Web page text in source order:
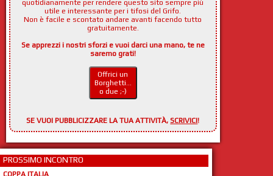
quotidianamente per rendere questo sito sempre più
utile e interessante per i tifosi del Grifo.
Non è facile e scontato andare avanti facendo tutto
gratuitamente.
Se apprezzi i nostri sforzi e vuoi darci una mano, te ne
saremo grati!
Offrici un
Borghetti...
o due ;-)
SE VUOI PUBBLICIZZARE LA TUA ATTIVITÀ,SCRIVICI!
PROSSIMO INCONTRO
COPPA ITALIA